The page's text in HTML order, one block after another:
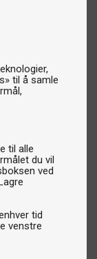
til å samle
til alle
du vil
ved
tid
venstre